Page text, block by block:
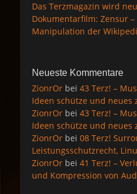
Das Terzmagazin wird
Dokumentarfilm: Zensur
Manipulation der
Neueste Kommentare
ZionrOr bei 43 Terz! –
Ideen schütze und neues
ZionrOr bei 43 Terz! –
Ideen schütze und neues
ZionrOr bei 08 Terz!
Leistungsschutzrecht,
ZionrOr bei 41 Terz! –
und Kompression von